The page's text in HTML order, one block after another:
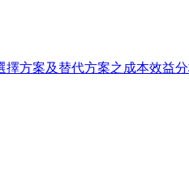
方案及替代方案之成本效益